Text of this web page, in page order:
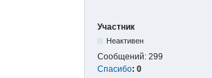
Участник
Неактивен
Сообщений: 299
Спасибо: 0